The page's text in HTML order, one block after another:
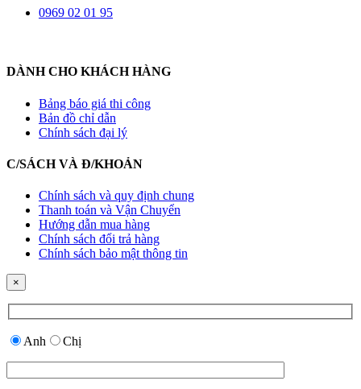
0969 02 01 95
DÀNH CHO KHÁCH HÀNG
Bảng báo giá thi công
Bản đồ chỉ dẫn
Chính sách đại lý
C/SÁCH VÀ Đ/KHOẢN
Chính sách và quy định chung
Thanh toán và Vận Chuyển
Hướng dẫn mua hàng
Chính sách đổi trả hàng
Chính sách bảo mật thông tin
×
Anh Chị